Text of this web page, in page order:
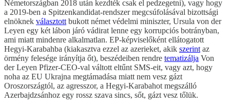
Németországban 2018 után kezdték csak el pedzegetni), vagy hogy
a 2019-ben a Spitzenkandidat-rendszer megcsúfolásával bizottsági
elnöknek választott bukott német védelmi miniszter, Ursula von der
Leyen egy két lábon járó vádirat lenne egy korrupciós botrányban,
ami miatt mindenre alkalmatlan. EP-képviselőként ellátogatott
Hegyi-Karabahba (kiakasztva ezzel az azerieket, akik szerint az
örmény felesége irányítja őt), beszédeiben rendre tematizálja Von
der Leyen Pfizer-CEO-val váltott eltűnt SMS-eit, vagy azt, hogy
noha az EU Ukrajna megtámadása miatt nem vesz gázt
Oroszországtól, az agresszor, a Hegyi-Karabahot megszálló
Azerbajdzsánhoz egy rossz szava sincs, sőt, gázt vesz tőlük.